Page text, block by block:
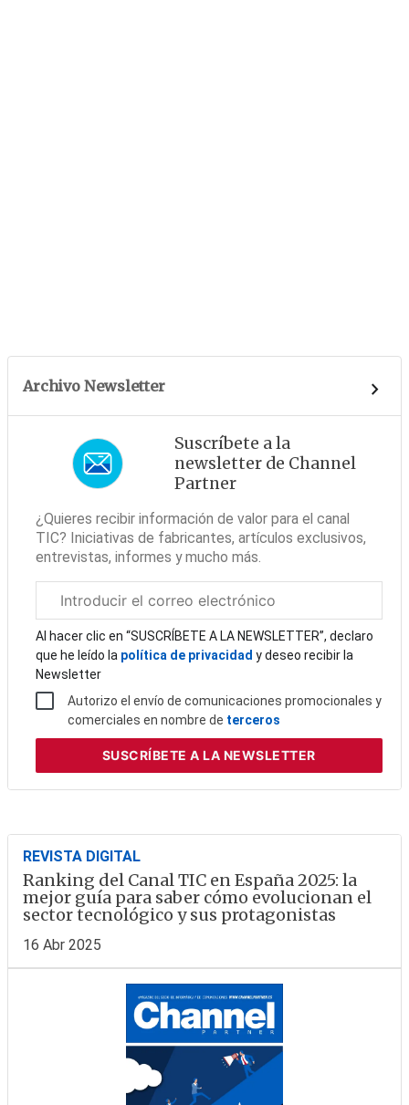
Archivo Newsletter
Suscríbete a la
newsletter de Channel
Partner
¿Quieres recibir información de valor para el canal
TIC? Iniciativas de fabricantes, artículos exclusivos,
entrevistas, informes y mucho más.
electrónico
corporativo
Al hacer clic en “SUSCRÍBETE A LA NEWSLETTER”, declaro
que he leído la política de privacidad y deseo recibir la
Newsletter
Autorizo el envío de comunicaciones promocionales y
comerciales en nombre de terceros
SUSCRÍBETEA LA NEWSLETTER
REVISTA DIGITAL
Ranking del Canal TIC en España 2025: la
mejor guía para saber cómo evolucionan el
sector tecnológico y sus protagonistas
16 Abr 2025